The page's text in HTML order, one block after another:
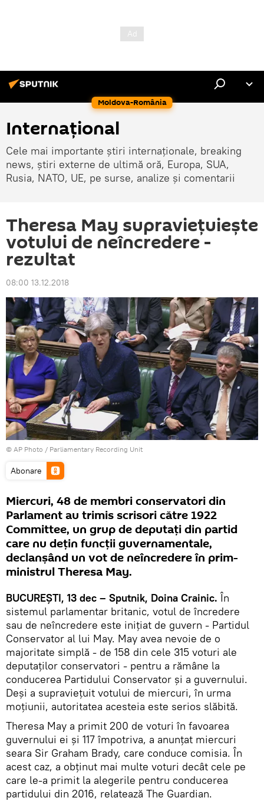
Moldova-România
Internaţional
Cele mai importante știri internaționale, breaking
news, știri externe de ultimă oră, Europa, SUA,
Rusia, NATO, UE, pe surse, analize și comentarii
Theresa May supravieţuieşte
votului de neîncredere -
rezultat
08:00 13.12.2018
© AP Photo / Parliamentary Recording Unit
Abonare
Miercuri, 48 de membri conservatori din
Parlament au trimis scrisori către 1922
Committee, un grup de deputați din partid
care nu dețin funcţii guvernamentale,
declanșând un vot de neîncredere în prim-
ministrul Theresa May.
BUCUREŞTI, 13 dec – Sputnik, Doina Crainic. În
sistemul parlamentar britanic, votul de încredere
sau de neîncredere este inițiat de guvern - Partidul
Conservator al lui May. May avea nevoie de o
majoritate simplă - de 158 din cele 315 voturi ale
deputaţilor conservatori - pentru a rămâne la
conducerea Partidului Conservator şi a guvernului.
Deşi a supravieţuit votului de miercuri, în urma
moţiunii, autoritatea acesteia este serios slăbită.
Theresa May a primit 200 de voturi în favoarea
guvernului ei și 117 împotriva, a anunţat miercuri
seara Sir Graham Brady, care conduce comisia. În
acest caz, a obţinut mai multe voturi decât cele pe
care le-a primit la alegerile pentru conducerea
partidului din 2016, relatează The Guardian.